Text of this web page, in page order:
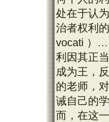
处在于认
治者权利
vocati ）
利因其正
成为王，
的老师，
诫自己的
而，在这